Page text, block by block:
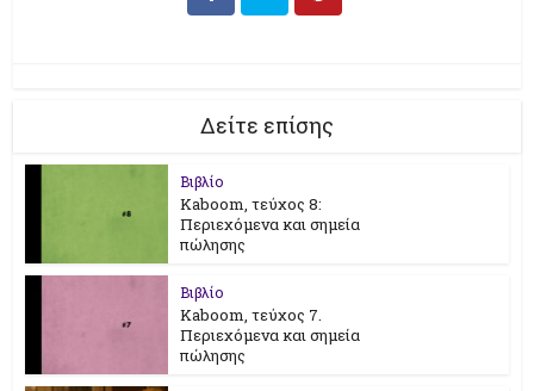
Δείτε επίσης
Βιβλίο
Kaboom, τεύχος 8:
Περιεχόμενα και σημεία
πώλησης
Βιβλίο
Kaboom, τεύχος 7.
Περιεχόμενα και σημεία
πώλησης